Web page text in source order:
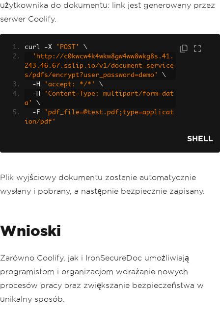
użytkownika do dokumentu: link jest generowany przez
serwer Coolify.
curl -X 'POST'
\
'http://c0kwcw4k4wkw8gw4ww8wkg8s.41.
243.46.67.sslip.io/v1/document-service
s/pdfs/encrypt?user_password=demo'
\
- H 'accept: */*'
\
- H
'Content-Type: multipart/form-dat
a'
\
- F
'pdf_file=@test.pdf;type=applicat
ion/pdf'
SHELL
Plik wyjściowy dokumentu zostanie automatycznie
wysłany i pobrany, a następnie bezpiecznie zapisany.
Wnioski
Zarówno Coolify, jak i IronSecureDoc umożliwiają
programistom i organizacjom wdrażanie nowych
procesów pracy oraz zwiększanie bezpieczeństwa w
unikalny sposób.